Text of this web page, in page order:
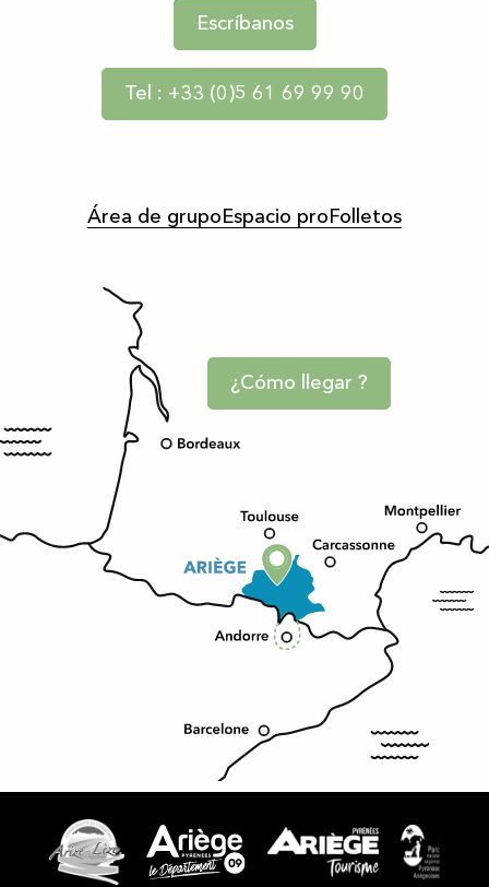
Escríbanos
Tel : +33 (0)5 61 69 99 90
Área de grupo Espacio pro Folletos
¿Cómo llegar ?